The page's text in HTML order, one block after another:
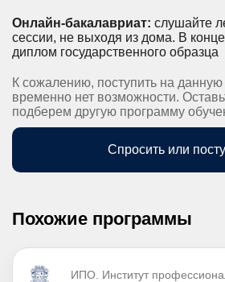
Онлайн-бакалавриат: слушайте
сессии, не выходя из дома. В
диплом государственного образца
К сожалению, поступить на
временно нет возможности.
подберем другую программу
Спросить или
Похожие программы
ИПО. Институт